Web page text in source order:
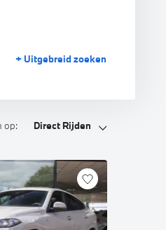
+ Uitgebreid zoeken
op: Direct Rijden